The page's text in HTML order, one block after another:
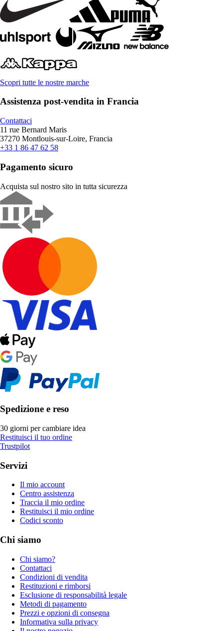
Scopri tutte le nostre marche
Assistenza post-vendita in Francia
Contattaci
11 rue Bernard Maris
37270 Montlouis-sur-Loire, Francia
+33 1 86 47 62 58
Pagamento sicuro
Acquista sul nostro sito in tutta sicurezza
Spedizione e reso
30 giorni per cambiare idea
Restituisci il tuo ordine
Trustpilot
Servizi
Il mio account
Centro assistenza
Traccia il mio ordine
Restituisci il mio ordine
Codici sconto
Chi siamo
Chi siamo?
Contattaci
Condizioni di vendita
Restituzioni e rimborsi
Esclusione di responsabilità legale
Metodi di pagamento
Prezzi e opzioni di consegna
Informativa sulla privacy